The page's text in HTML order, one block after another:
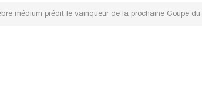
médium prédit le vainqueur de la prochaine Coupe du